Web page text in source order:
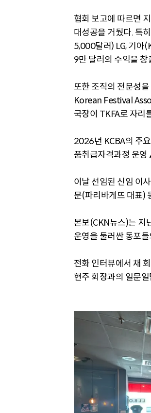
협회 보고에 따르면
대성공을 거뒀다. 특
5,000달러) LG, 기아
9만 달러의 수익을
또한 조직의 전문성
Korean Festival
국장이 TKFA로 자리
2026년 KCBA의 주
품취급자격과정 운
이날 선임된 신임 이
문(파리바게뜨 대표)
본보(CKN뉴스)는 지
운영을 둘러싼 동포
전화 인터뷰에서 채
현주 회장과의 일문